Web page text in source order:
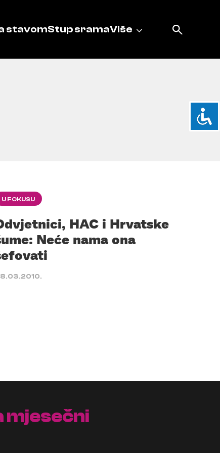
stavomStup sramaViše
U FOKUSU
HAC i Hrvatske
Neće nama ona
mjesečni